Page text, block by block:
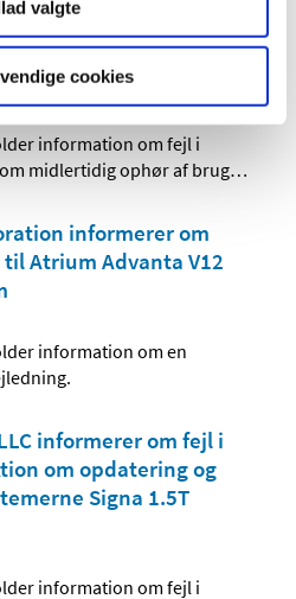
valgte
cookies
informerer om
icono / pheno
information om fejl i
midlertidig ophør af brug…
informerer om
Atrium Advanta V12
information om en
informerer om fejl i
om opdatering og
Signa 1.5T
information om fejl i